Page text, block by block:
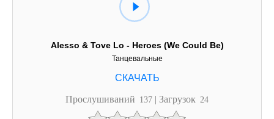
Alesso & Tove Lo - Heroes (We Could Be)
Танцевальные
Прослушиваний 137 | Загрузок 24